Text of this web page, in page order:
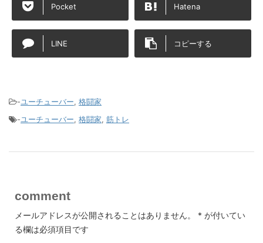
Pocket Hatena
LINE コピーする
-ユーチューバー, 格闘家
-ユーチューバー, 格闘家, 筋トレ
comment
メールアドレスが公開されることはありません。 * が付いてい
る欄は必須項目です